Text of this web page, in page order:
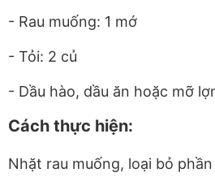
- Rau muống: 1 mớ
- Tỏi: 2 củ
- Dầu hào, dầu ăn hoặc mỡ
Cách thực hiện:
Nhặt rau muống, loại bỏ